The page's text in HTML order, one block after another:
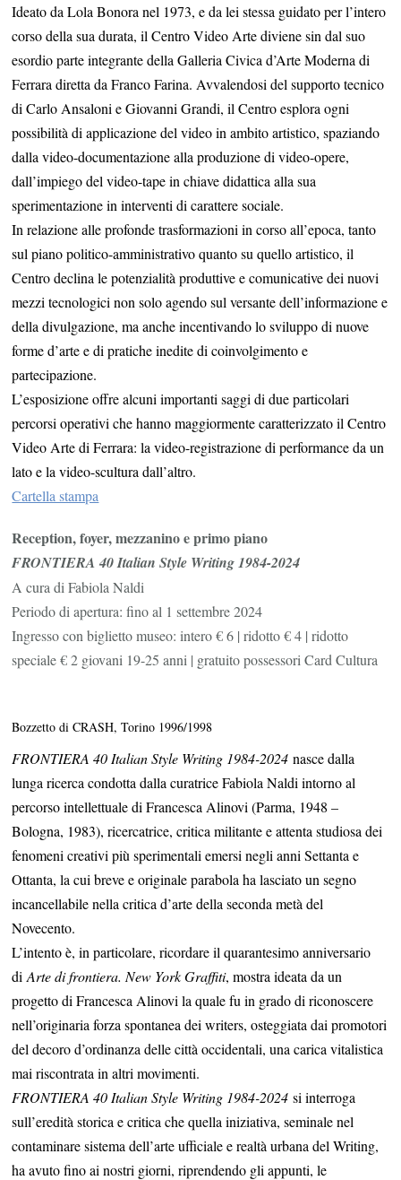
Ideato da Lola Bonora nel 1973, e da lei stessa guidato per l’intero
corso della sua durata, il Centro Video Arte diviene sin dal suo
esordio parte integrante della Galleria Civica d’Arte Moderna di
Ferrara diretta da Franco Farina. Avvalendosi del supporto tecnico
di Carlo Ansaloni e Giovanni Grandi, il Centro esplora ogni
possibilità di applicazione del video in ambito artistico, spaziando
dalla video-documentazione alla produzione di video-opere,
dall’impiego del video-tape in chiave didattica alla sua
sperimentazione in interventi di carattere sociale.
In relazione alle profonde trasformazioni in corso all’epoca, tanto
sul piano politico-amministrativo quanto su quello artistico, il
Centro declina le potenzialità produttive e comunicative dei nuovi
mezzi tecnologici non solo agendo sul versante dell’informazione e
della divulgazione, ma anche incentivando lo sviluppo di nuove
forme d’arte e di pratiche inedite di coinvolgimento e
partecipazione.
L’esposizione offre alcuni importanti saggi di due particolari
percorsi operativi che hanno maggiormente caratterizzato il Centro
Video Arte di Ferrara: la video-registrazione di performance da un
lato e la video-scultura dall’altro.
Cartella stampa
Reception, foyer, mezzanino e primo piano
FRONTIERA 40 Italian Style Writing 1984-2024
A cura di Fabiola Naldi
Periodo di apertura: fino al 1 settembre 2024
Ingresso con biglietto museo: intero € 6 | ridotto € 4 | ridotto
speciale € 2 giovani 19-25 anni | gratuito possessori Card Cultura
Bozzetto di CRASH, Torino 1996/1998
FRONTIERA 40 Italian Style Writing 1984-2024 nasce dalla
lunga ricerca condotta dalla curatrice Fabiola Naldi intorno al
percorso intellettuale di Francesca Alinovi (Parma, 1948 –
Bologna, 1983), ricercatrice, critica militante e attenta studiosa dei
fenomeni creativi più sperimentali emersi negli anni Settanta e
Ottanta, la cui breve e originale parabola ha lasciato un segno
incancellabile nella critica d’arte della seconda metà del
Novecento.
L’intento è, in particolare, ricordare il quarantesimo anniversario
diArte di frontiera. New York Graffiti, mostra ideata da un
progetto di Francesca Alinovi la quale fu in grado di riconoscere
nell’originaria forza spontanea dei writers, osteggiata dai promotori
del decoro d’ordinanza delle città occidentali, una carica vitalistica
mai riscontrata in altri movimenti.
FRONTIERA 40 Italian Style Writing 1984-2024 si interroga
sull’eredità storica e critica che quella iniziativa, seminale nel
contaminare sistema dell’arte ufficiale e realtà urbana del Writing,
ha avuto fino ai nostri giorni, riprendendo gli appunti, le